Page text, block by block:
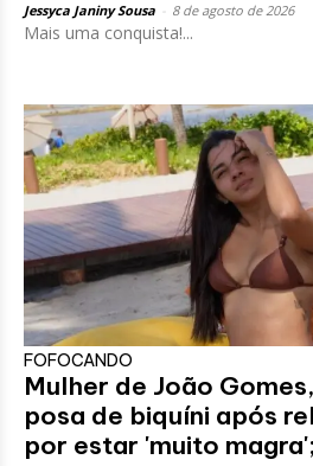
Jessyca Janiny Sousa 8 de agosto de 2026
Mais uma conquista!...
FOFOCANDO
Mulher de João
posa de biquíni após
por estar 'muito